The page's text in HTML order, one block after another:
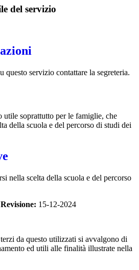
del servizio
questo servizio contattare la segreteria.
utile soprattutto per le famiglie, che
della scuola e del percorso di studi dei
nella scelta della scuola e del percorso
Revisione: 15-12-2024
da questo utilizzati si avvalgono di
ed utili alle finalità illustrate nella